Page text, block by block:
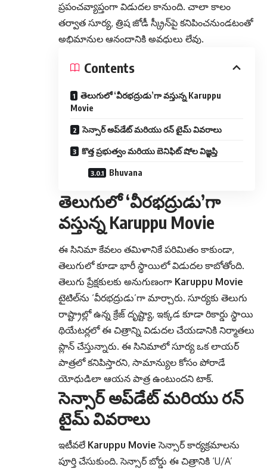
ప్రపంచవ్యాప్తంగా విడుదల కానుంది. చాలా కాలం
తర్వాత సూర్య, త్రిష జోడీ స్క్రీన్‌పై కనిపించనుండటంతో
అభిమానుల ఆనందానికి అవధులు లేవు.
Contents
తెలుగులో ‘వీరభద్రుడు’గా వస్తున్న Karuppu
Movie
సెన్సార్ అప్‌డేట్ మరియు రన్ టైమ్ వివరాలు
కొత్త ప్రభుత్వం మరియు బెనిఫిట్ షోల విజ్ఞప్తి
Bhuvana
తెలుగులో ‘వీరభద్రుడు’గా
వస్తున్న Karuppu Movie
ఈ సినిమా కేవలం తమిళానికే పరిమితం కాకుండా,
తెలుగులో కూడా భారీ స్థాయిలో విడుదల కాబోతోంది.
తెలుగు ప్రేక్షకులకు అనుగుణంగా Karuppu Movie
టైటిల్‌ను ‘వీరభద్రుడు’గా మార్చారు. సూర్యకు తెలుగు
రాష్ట్రాల్లో ఉన్న క్రేజ్ దృష్ట్యా, ఇక్కడ కూడా రికార్డు స్థాయి
థియేటర్లలో ఈ చిత్రాన్ని విడుదల చేయడానికి నిర్మాతలు
ప్లాన్ చేస్తున్నారు. ఈ సినిమాలో సూర్య ఒక లాయర్
పాత్రలో కనిపిస్తారని, సామాన్యుల కోసం పోరాడే
యోధుడిలా ఆయన పాత్ర ఉంటుందని టాక్.
సెన్సార్ అప్‌డేట్ మరియు రన్
టైమ్ వివరాలు
ఇటీవలే Karuppu Movie సెన్సార్ కార్యక్రమాలను
పూర్తి చేసుకుంది. సెన్సార్ బోర్డు ఈ చిత్రానికి ‘U/A’